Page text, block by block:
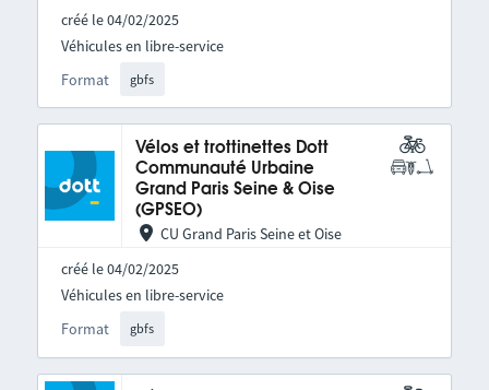
créé le 04/02/2025
Format gbfs
Véhicules en libre-service
Vélos et trottinettes Dott
Communauté Urbaine
Grand Paris Seine & Oise
(GPSEO)
CU Grand Paris Seine et Oise
créé le 04/02/2025
Format gbfs
Véhicules en libre-service